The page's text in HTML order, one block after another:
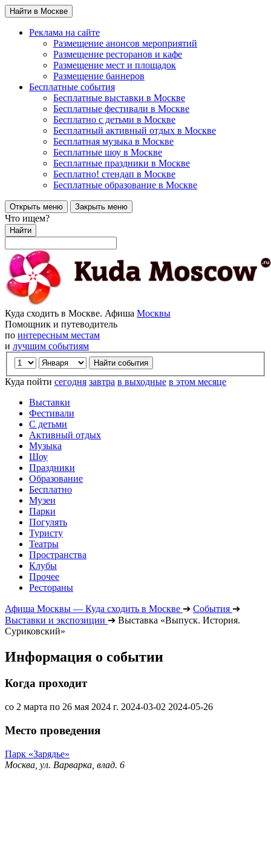
Найти в Москве
Реклама на сайте
Размещение анонсов мероприятий
Размещение ресторанов и кафе
Размещение мест и площадок
Размещение баннеров
Бесплатные события
Бесплатные выставки в Москве
Бесплатные фестивали в Москве
Бесплатно с детьми в Москве
Бесплатный активный отдых в Москве
Бесплатная музыка в Москве
Бесплатные шоу в Москве
Бесплатные праздники в Москве
Бесплатно! стендап в Москве
Бесплатные образование в Москве
Открыть меню Закрыть меню
Что ищем?
Найти
Куда сходить в Москве. Афиша Москвы
Помощник и путеводитель
по интересным местам
и лучшим событиям
Куда пойти сегодня завтра в выходные в этом месяце
Выставки
Фестивали
С детьми
Активный отдых
Музыка
Шоу
Праздники
Образование
Бесплатно
Музеи
Парки
Погулять
Туристу
Театры
Пространства
Клубы
Прочее
Рестораны
Афиша Москвы — Куда сходить в Москве ➔ События ➔
Выставки и экспозиции ➔ Выставка «Выпуск. История.
Суриковский»
Информация о событии
Когда проходит
со 2 марта по 26 мая 2024 г. 2024-03-02 2024-05-26
Место проведения
Парк «Зарядье»
Москва, ул. Варварка, влад. 6